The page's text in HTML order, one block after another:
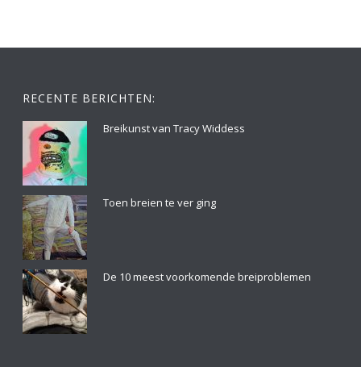
RECENTE BERICHTEN:
Breikunst van Tracy Widdess
Toen breien te ver ging
De 10 meest voorkomende breiproblemen